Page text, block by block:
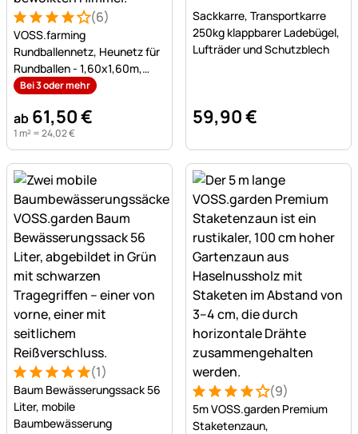
Bewertung: 4 von 5 (6 Bewertungen)
6 Bewertungen
(6)
VOSS.farming
Rundballennetz, Heunetz für
Rundballen - 1,60x1,60m,
Maschenweite 4,5x4,5cm
Bei 3 oder mehr
ab 61,50€
1 m² =24,02€
Sackkarre, Transportkarre
250kg klappbarer Ladebügel,
Lufträder und Schutzblech
59,90€
Bewertung: 5 von 5 (1 Bewertungen)
1 Bewertung (1)
Baum Bewässerungssack 56
Liter, mobile
Baumbewässerung
Bewertung: 4 von 5 (9
9 Bewertungen
(9)
5m VOSS.garden Premium
Staketenzaun,